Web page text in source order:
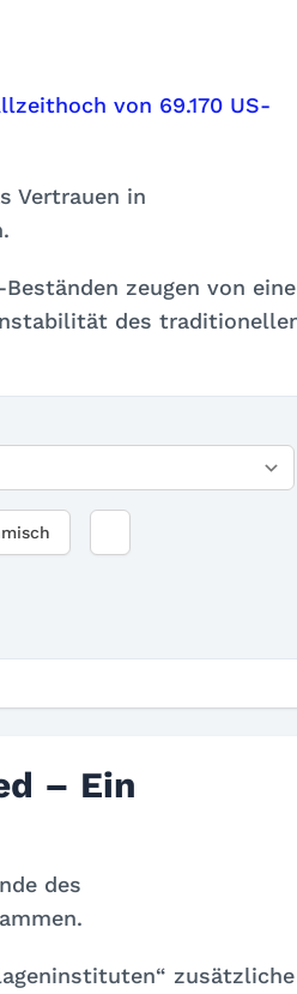
von 69.170 US-
Vertrauen in
zeugen von
des
– Ein
des
zusätzliche